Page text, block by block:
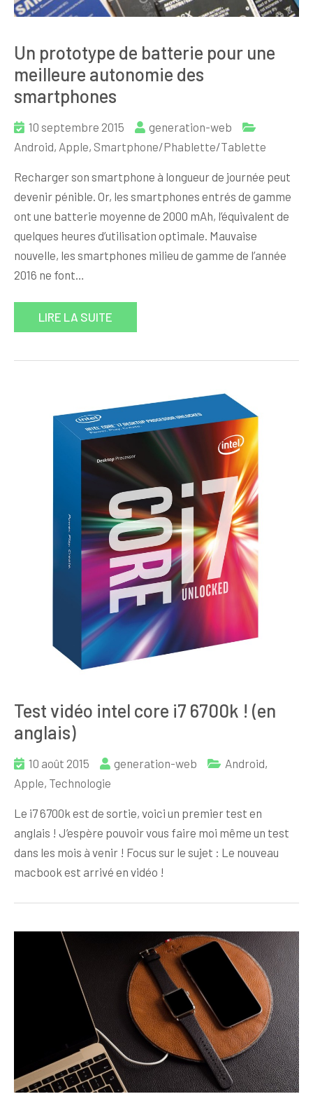
Un prototype de batterie pour une
meilleure autonomie des
smartphones
10 septembre 2015
generation-web
Android, Apple, Smartphone/Phablette/Tablette
Recharger son smartphone à longueur de journée peut
devenir pénible. Or, les smartphones entrés de gamme
ont une batterie moyenne de 2000 mAh, l’équivalent de
quelques heures d’utilisation optimale. Mauvaise
nouvelle, les smartphones milieu de gamme de l’année
2016 ne font…
LIRE LA SUITE
Test vidéo intel core i7 6700k ! (en
anglais)
10 août 2015 generation-web Android,
Apple, Technologie
Le i7 6700k est de sortie, voici un premier test en
anglais ! J’espère pouvoir vous faire moi même un test
dans les mois à venir ! Focus sur le sujet : Le nouveau
macbook est arrivé en vidéo !